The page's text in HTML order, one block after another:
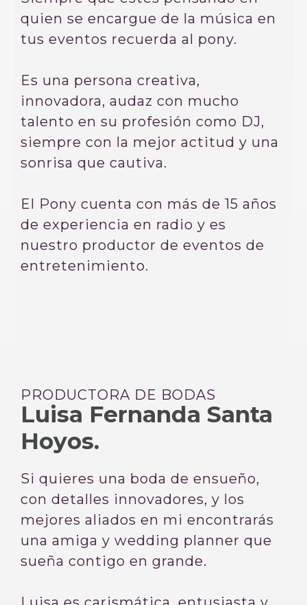
quien se encargue de la música en
tus eventos recuerda al pony.
Es una persona creativa,
innovadora, audaz con mucho
talento en su profesión como DJ,
siempre con la mejor actitud y una
sonrisa que cautiva.
El Pony cuenta con más de 15 años
de experiencia en radio y es
nuestro productor de eventos de
entretenimiento.
Si quieres una boda de ensueño,
con detalles innovadores, y los
mejores aliados en mi encontrarás
una amiga y wedding planner que
sueña contigo en grande.
Luisa Fernanda Santa
Hoyos.
PRODUCTORA DE BODAS